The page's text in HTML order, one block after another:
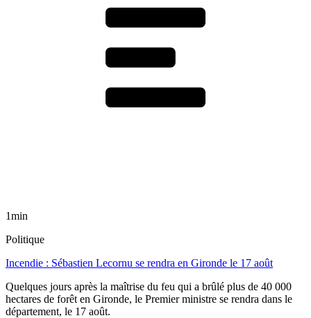
1min
Politique
Incendie : Sébastien Lecornu se rendra en Gironde le 17 août
Quelques jours après la maîtrise du feu qui a brûlé plus de 40 000
hectares de forêt en Gironde, le Premier ministre se rendra dans le
département, le 17 août.